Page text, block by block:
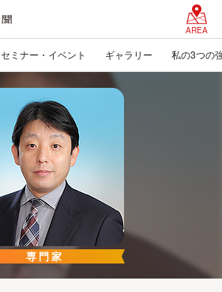
AREA
セミナー・イベント ギャラリー 私の3つの
専門家